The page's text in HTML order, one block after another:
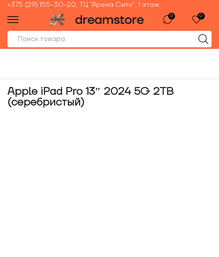
+375 (29) 155-30-20, ТЦ "Арена Сити", 1 этаж
0 0
Apple iPad Pro 13″ 2024 5G 2TB
(серебристый)